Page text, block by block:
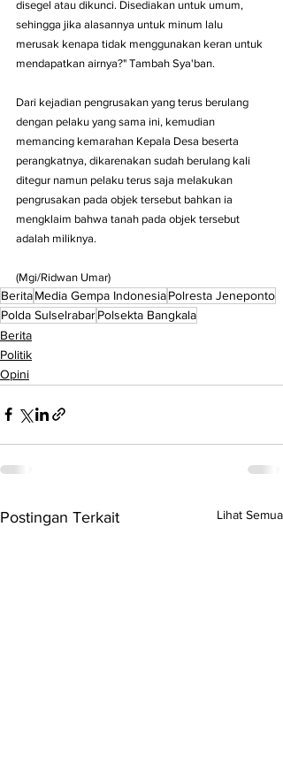
disegel atau dikunci. Disediakan untuk umum,
sehingga jika alasannya untuk minum lalu
merusak kenapa tidak menggunakan keran untuk
mendapatkan airnya?" Tambah Sya'ban.
Dari kejadian pengrusakan yang terus berulang
dengan pelaku yang sama ini, kemudian
memancing kemarahan Kepala Desa beserta
perangkatnya, dikarenakan sudah berulang kali
ditegur namun pelaku terus saja melakukan
pengrusakan pada objek tersebut bahkan ia
mengklaim bahwa tanah pada objek tersebut
adalah miliknya.
(Mgi/Ridwan Umar)
BeritaMedia Gempa IndonesiaPolresta Jeneponto
Polda SulselrabarPolsekta Bangkala
Berita
Politik
Opini
Postingan Terkait Lihat Semua